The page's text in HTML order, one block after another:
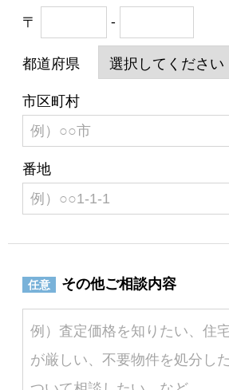
〒 -
都道府県
市区町村
番地
任意 その他ご相談内容